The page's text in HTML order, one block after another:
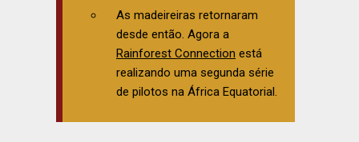
As madeireiras retornaram
desde então. Agora a
Rainforest Connection está
realizando uma segunda série
de pilotos na África Equatorial.